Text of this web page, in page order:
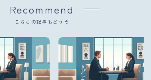
Recommend
こちらの記事もどうぞ